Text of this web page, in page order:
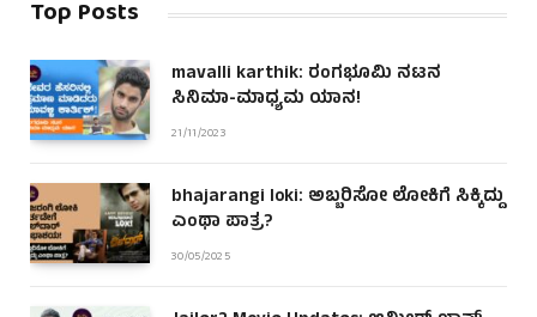
Top Posts
mavalli karthik: ರಂಗಭೂಮಿ ನಟನ
ಸಿನಿಮಾ-ಮಾಧ್ಯಮ ಯಾನ!
21/11/2023
bhajarangi loki: ಅಬ್ಬರಿಸೋ ಲೋಕಿಗೆ ಸಿಕ್ಕಿದ್ದು
ಎಂಥಾ ಪಾತ್ರ?
30/05/2025